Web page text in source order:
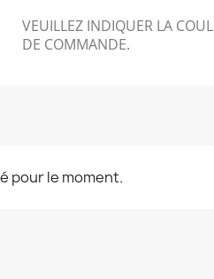
VEUILLEZ INDIQUER LA
DE COMMANDE.
pour le moment.